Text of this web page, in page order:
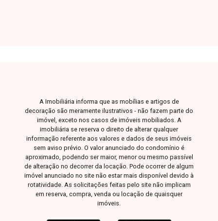
A Imobiliária informa que as mobílias e artigos de
decoração são meramente ilustrativos - não fazem parte do
imóvel, exceto nos casos de imóveis mobiliados. A
imobiliária se reserva o direito de alterar qualquer
informação referente aos valores e dados de seus imóveis
sem aviso prévio. O valor anunciado do condomínio é
aproximado, podendo ser maior, menor ou mesmo passível
de alteração no decorrer da locação. Pode ocorrer de algum
imóvel anunciado no site não estar mais disponível devido à
rotatividade. As solicitações feitas pelo site não implicam
em reserva, compra, venda ou locação de quaisquer
imóveis.